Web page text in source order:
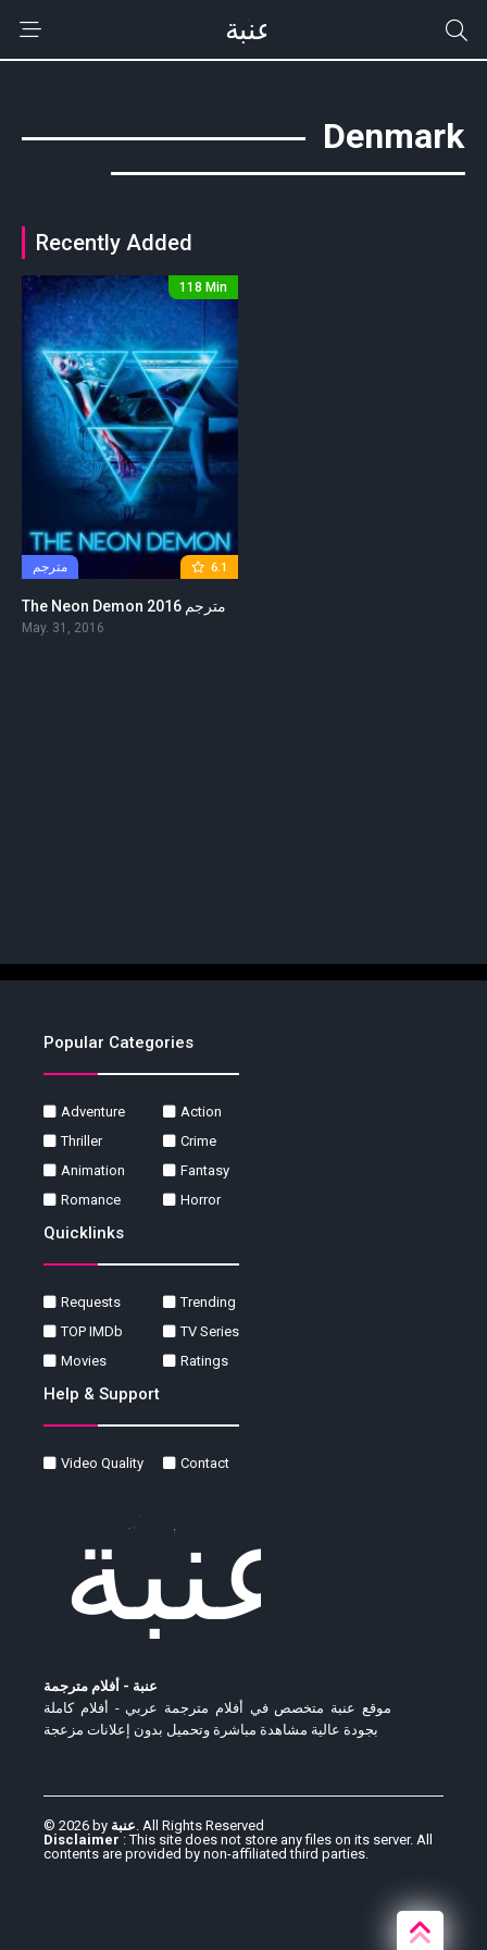
Denmark
Recently Added
6.1 مترجم
118 Min
The Neon Demon 2016 مترجم
May. 31, 2016
Popular Categories
Adventure
Action
Thriller
Crime
Animation
Fantasy
Romance
Horror
Quicklinks
Requests
Trending
TOP IMDb
TV Series
Movies
Ratings
Help & Support
Video Quality Contact
عنبة - أفلام مترجمة
موقع عنبة متخصص في أفلام مترجمة عربي - أفلام كاملة
بجودة عالية مشاهدة مباشرة وتحميل بدون إعلانات مزعجة
© 2026 by عنبة. All Rights Reserved
Disclaimer : This site does not store any files on its server. All
contents are provided by non-affiliated third parties.